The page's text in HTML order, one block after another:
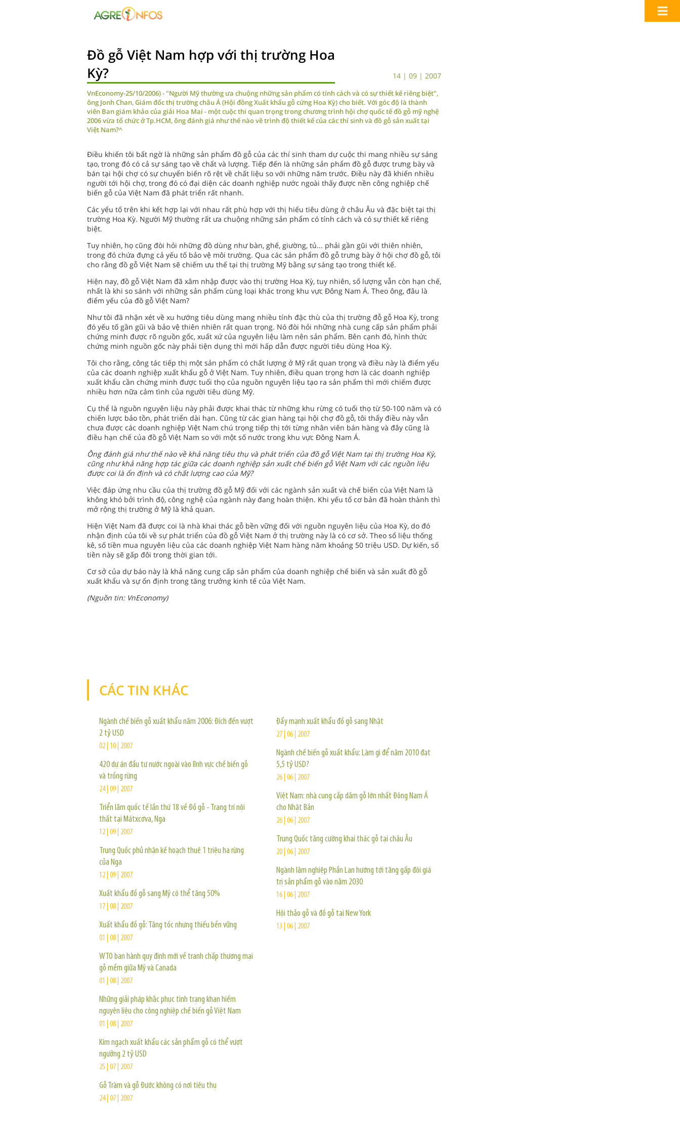
Đồ gỗ Việt Nam hợp với thị trường Hoa
Kỳ?
14 | 09 | 2007
VnEconomy-25/10/2006) - "Người Mỹ thường ưa chuộng những sản phẩm có tính cách và có sự thiết kế riêng biệt",
ông Jonh Chan, Giám đốc thị trường châu Á (Hội đồng Xuất khẩu gỗ cứng Hoa Kỳ) cho biết. Với góc độ là thành
viên Ban giám khảo của giải Hoa Mai - một cuộc thi quan trọng trong chương trình hội chợ quốc tế đồ gỗ mỹ nghệ
2006 vừa tổ chức ở Tp.HCM, ông đánh giá như thế nào về trình độ thiết kế của các thí sinh và đồ gỗ sản xuất tại
Việt Nam?^
Điều khiến tôi bất ngờ là những sản phẩm đồ gỗ của các thí sinh tham dự cuộc thi mang nhiều sự sáng
tạo, trong đó có cả sự sáng tạo về chất và lượng. Tiếp đến là những sản phẩm đồ gỗ được trưng bày và
bán tại hội chợ có sự chuyển biến rõ rệt về chất liệu so với những năm trước. Điều này đã khiến nhiều
người tới hội chợ, trong đó có đại diện các doanh nghiệp nước ngoài thấy được nền công nghiệp chế
biến gỗ của Việt Nam đã phát triển rất nhanh.
Các yếu tố trên khi kết hợp lại với nhau rất phù hợp với thị hiếu tiêu dùng ở châu Âu và đặc biệt tại thị
trường Hoa Kỳ. Người Mỹ thường rất ưa chuộng những sản phẩm có tính cách và có sự thiết kế riêng
biệt.
Tuy nhiên, họ cũng đòi hỏi những đồ dùng như bàn, ghế, giường, tủ... phải gần gũi với thiên nhiên,
trong đó chứa đựng cả yếu tố bảo vệ môi trường. Qua các sản phẩm đồ gỗ trưng bày ở hội chợ đồ gỗ, tôi
cho rằng đồ gỗ Việt Nam sẽ chiếm ưu thế tại thị trường Mỹ bằng sự sáng tạo trong thiết kế.
Hiện nay, đồ gỗ Việt Nam đã xâm nhập được vào thị trường Hoa Kỳ, tuy nhiên, số lượng vẫn còn hạn chế,
nhất là khi so sánh với những sản phẩm cùng loại khác trong khu vực Đông Nam Á. Theo ông, đâu là
điểm yếu của đồ gỗ Việt Nam?
Như tôi đã nhận xét về xu hướng tiêu dùng mang nhiều tính đặc thù của thị trường đỗ gỗ Hoa Kỳ, trong
đó yếu tố gần gũi và bảo vệ thiên nhiên rất quan trọng. Nó đòi hỏi những nhà cung cấp sản phẩm phải
chứng minh được rõ nguồn gốc, xuất xứ của nguyên liệu làm nên sản phẩm. Bên cạnh đó, hình thức
chứng minh nguồn gốc này phải tiện dụng thì mới hấp dẫn được người tiêu dùng Hoa Kỳ.
Tôi cho rằng, công tác tiếp thị một sản phẩm có chất lượng ở Mỹ rất quan trọng và điều này là điểm yếu
của các doanh nghiệp xuất khẩu gỗ ở Việt Nam. Tuy nhiên, điều quan trọng hơn là các doanh nghiệp
xuất khẩu cần chứng minh được tuổi thọ của nguồn nguyên liệu tạo ra sản phẩm thì mới chiếm được
nhiều hơn nữa cảm tình của người tiêu dùng Mỹ.
Cụ thể là nguồn nguyên liệu này phải được khai thác từ những khu rừng có tuổi thọ từ 50-100 năm và có
chiến lược bảo tồn, phát triển dài hạn. Cũng từ các gian hàng tại hội chợ đồ gỗ, tôi thấy điều này vẫn
chưa được các doanh nghiệp Việt Nam chú trọng tiếp thị tới từng nhân viên bán hàng và đây cũng là
điều hạn chế của đồ gỗ Việt Nam so với một số nước trong khu vực Đông Nam Á.
Ông đánh giá như thế nào về khả năng tiêu thụ và phát triển của đồ gỗ Việt Nam tại thị trường Hoa Kỳ,
cũng như khả năng hợp tác giữa các doanh nghiệp sản xuất chế biến gỗ Việt Nam với các nguồn liệu
được coi là ổn định và có chất lượng cao của Mỹ?
Việc đáp ứng nhu cầu của thị trường đồ gỗ Mỹ đối với các ngành sản xuất và chế biến của Việt Nam là
không khó bởi trình độ, công nghệ của ngành này đang hoàn thiện. Khi yếu tố cơ bản đã hoàn thành thì
mở rộng thị trường ở Mỹ là khả quan.
Hiện Việt Nam đã được coi là nhà khai thác gỗ bền vững đối với nguồn nguyên liệu của Hoa Kỳ, do đó
nhận định của tôi về sự phát triển của đồ gỗ Việt Nam ở thị trường này là có cơ sở. Theo số liệu thống
kê, số tiền mua nguyên liệu của các doanh nghiệp Việt Nam hàng năm khoảng 50 triệu USD. Dự kiến, số
tiền này sẽ gấp đôi trong thời gian tới.
Cơ sở của dự báo này là khả năng cung cấp sản phẩm của doanh nghiệp chế biến và sản xuất đồ gỗ
xuất khẩu và sự ổn định trong tăng trưởng kinh tế của Việt Nam.
(Nguồn tin: VnEconomy)
CÁC TIN KHÁC
Ngành chế biến gỗ xuất khẩu năm 2006: Đích đến vượt
2 tỷ USD
02 | 10 | 2007
420 dự án đầu tư nước ngoài vào lĩnh vực chế biến gỗ
và trồng rừng
24 | 09 | 2007
Triển lãm quốc tế lần thứ 18 về Đồ gỗ - Trang trí nội
thất tại Mátxcơva, Nga
12 | 09 | 2007
Trung Quốc phủ nhận kế hoạch thuê 1 triệu ha rừng
của Nga
12 | 09 | 2007
Xuất khẩu đồ gỗ sang Mỹ có thể tăng 50%
17 | 08 | 2007
Xuất khẩu đồ gỗ: Tăng tốc nhưng thiếu bền vững
01 | 08 | 2007
WTO ban hành quy định mới về tranh chấp thương mại
gỗ mềm giữa Mỹ và Canada
01 | 08 | 2007
Những giải pháp khắc phục tình trạng khan hiếm
nguyên liệu cho công nghiệp chế biến gỗ Việt Nam
01 | 08 | 2007
Kim ngạch xuất khẩu các sản phẩm gỗ có thể vượt
ngưỡng 2 tỷ USD
25 | 07 | 2007
Gỗ Tràm và gỗ Đước không có nơi tiêu thụ
24 | 07 | 2007
Đẩy mạnh xuất khẩu đồ gỗ sang Nhật
27 | 06 | 2007
Ngành chế biến gỗ xuất khẩu: Làm gì để năm 2010 đạt
5,5 tỷ USD?
26 | 06 | 2007
Việt Nam: nhà cung cấp dăm gỗ lớn nhất Đông Nam Á
cho Nhật Bản
26 | 06 | 2007
Trung Quốc tăng cường khai thác gỗ tại châu Âu
20 | 06 | 2007
Ngành lâm nghiệp Phần Lan hướng tới tăng gấp đôi giá
trị sản phẩm gỗ vào năm 2030
16 | 06 | 2007
Hội thảo gỗ và đồ gỗ tại New York
13 | 06 | 2007